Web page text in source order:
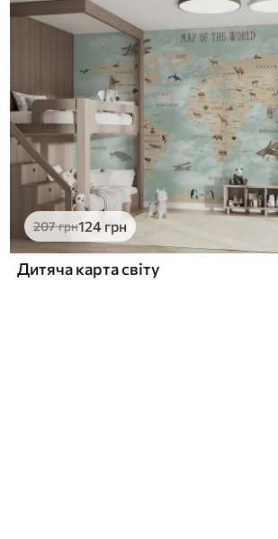
207грн124 грн
Дитяча карта світу